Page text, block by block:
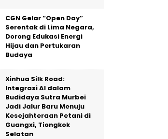
CGN Gelar “Open Day”
Serentak di Lima Negara,
Dorong Edukasi Energi
Hijau dan Pertukaran
Budaya
Xinhua Silk Road:
Integrasi AI dalam
Budidaya Sutra Murbei
Jadi Jalur Baru Menuju
Kesejahteraan Petani di
Guangxi, Tiongkok
Selatan